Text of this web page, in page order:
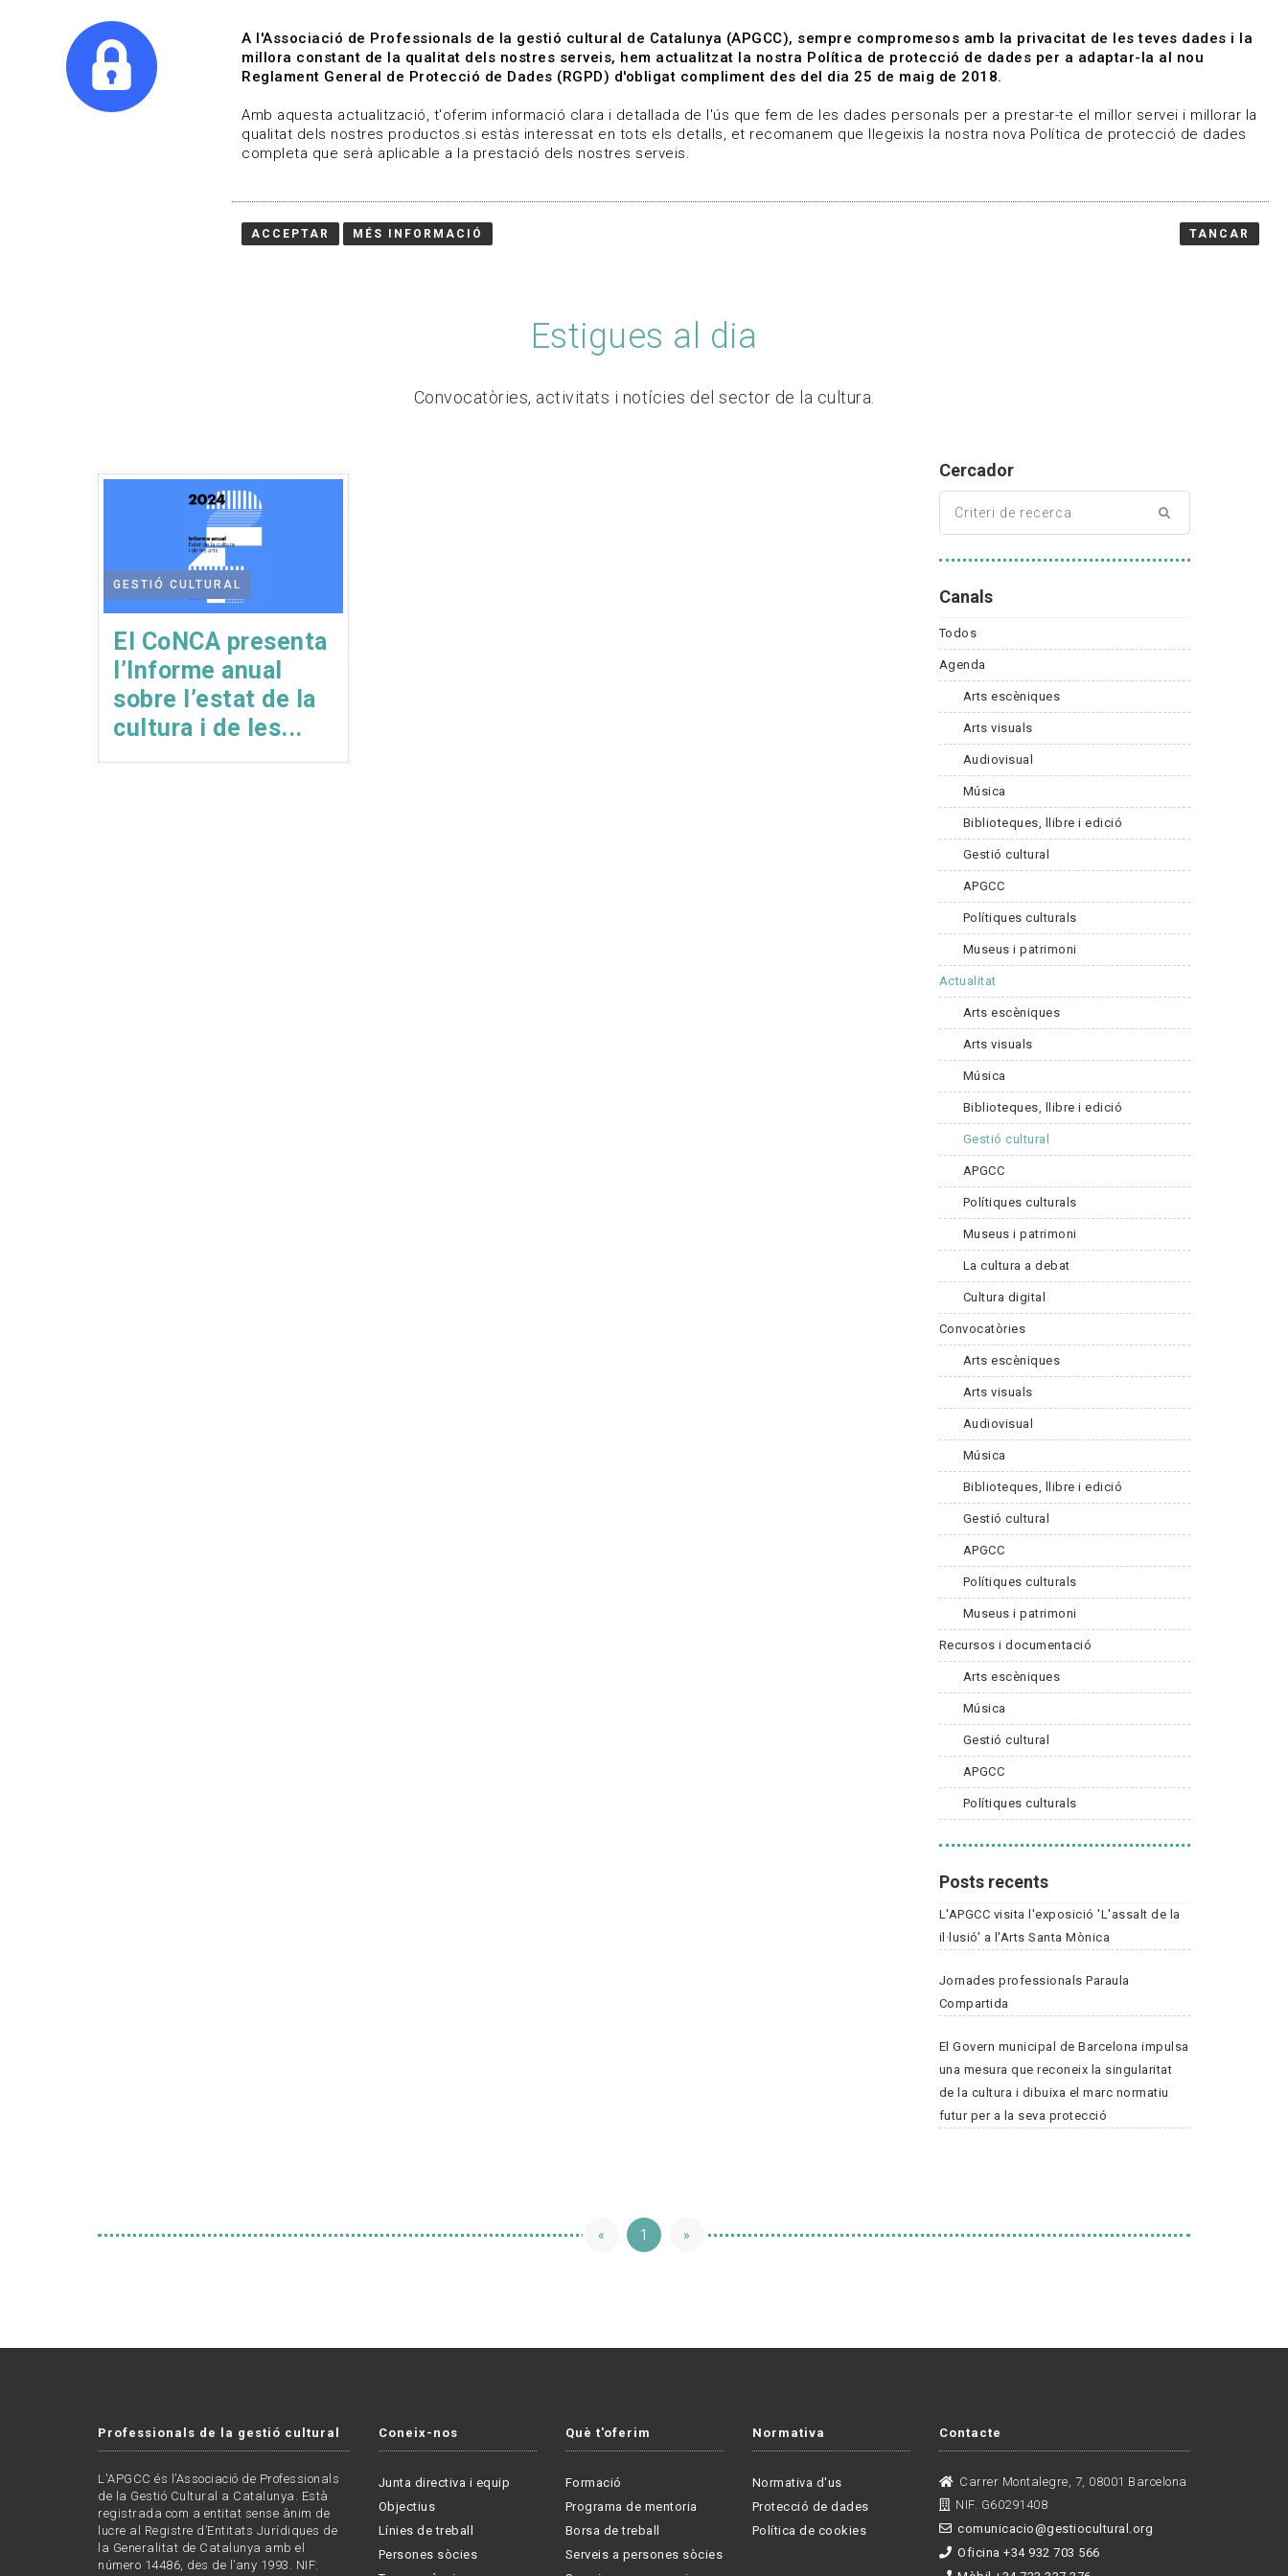
Qui som Línies de treball Projectes Serveis A qui representem Contacte
Estigues al dia
Convocatòries, activitats i notícies del sector de la cultura.
GESTIÓ CULTURAL
El CoNCA presenta
l’Informe anual
sobre l’estat de la
cultura i de les...
Cercador
Canals
Todos
Agenda
Arts escèniques
Arts visuals
Audiovisual
Música
Biblioteques, llibre i edició
Gestió cultural
APGCC
Polítiques culturals
Museus i patrimoni
Actualitat
Arts escèniques
Arts visuals
Música
Biblioteques, llibre i edició
Gestió cultural
APGCC
Polítiques culturals
Museus i patrimoni
La cultura a debat
Cultura digital
Convocatòries
Arts escèniques
Arts visuals
Audiovisual
Música
Biblioteques, llibre i edició
Gestió cultural
APGCC
Polítiques culturals
Museus i patrimoni
Recursos i documentació
Arts escèniques
Música
Gestió cultural
APGCC
Polítiques culturals
Posts recents
L'APGCC visita l'exposició 'L'assalt de la
il·lusió' a l'Arts Santa Mònica
Jornades professionals Paraula
Compartida
El Govern municipal de Barcelona impulsa
una mesura que reconeix la singularitat
de la cultura i dibuixa el marc normatiu
futur per a la seva protecció
« 1 »
Professionals de la gestió cultural
L'APGCC és l’Associació de Professionals
de la Gestió Cultural a Catalunya. Està
registrada com a entitat sense ànim de
lucre al Registre d’Entitats Jurídiques de
la Generalitat de Catalunya amb el
número 14486, des de l’any 1993. NIF:
Coneix-nos
Junta directiva i equip
Objectius
Línies de treball
Persones sòcies
Què t'oferim
Formació
Programa de mentoria
Borsa de treball
Serveis a persones sòcies
Normativa
Normativa d'us
Protecció de dades
Política de cookies
Contacte
Carrer Montalegre, 7, 08001 Barcelona
NIF. G60291408
comunicacio@gestiocultural.org
Oficina +34 932 703 566
A l'Associació de Professionals de la gestió cultural de Catalunya (APGCC), sempre compromesos amb la privacitat de les teves dades i la
millora constant de la qualitat dels nostres serveis, hem actualitzat la nostra Política de protecció de dades per a adaptar-la al nou
Reglament General de Protecció de Dades (RGPD) d'obligat compliment des del dia 25 de maig de 2018.
Amb aquesta actualització, t'oferim informació clara i detallada de l'ús que fem de les dades personals per a prestar-te el millor servei i millorar la
qualitat dels nostres productos.si estàs interessat en tots els detalls, et recomanem que llegeixis la nostra nova Política de protecció de dades
completa que serà aplicable a la prestació dels nostres serveis.
ACCEPTAR MÉS INFORMACIÓ TANCAR